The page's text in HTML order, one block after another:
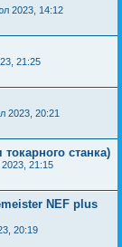
2023, 14:12
21:25
2023, 20:21
станка)
21:15
NEF plus
20:19